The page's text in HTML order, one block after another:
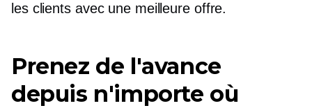
les clients avec une meilleure offre.
Prenez de l'avance
depuis n'importe où